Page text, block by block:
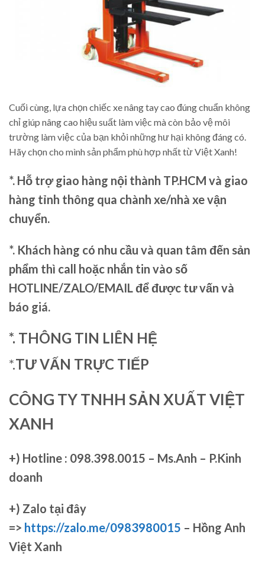
Cuối cùng, lựa chọn chiếc xe nâng tay cao đúng chuẩn không
chỉ giúp nâng cao hiệu suất làm việc mà còn bảo vệ môi
trường làm việc của bạn khỏi những hư hại không đáng có.
Hãy chọn cho mình sản phẩm phù hợp nhất từ Việt Xanh!
*. Hỗ trợ giao hàng nội thành TP.HCM và giao
hàng tỉnh thông qua chành xe/nhà xe vận
chuyển.
*. Khách hàng có nhu cầu và quan tâm đến sản
phẩm thì call hoặc nhắn tin vào số
HOTLINE/ZALO/EMAIL để được tư vấn và
báo giá.
*. THÔNG TIN LIÊN HỆ
*.TƯ VẤN TRỰC TIẾP
CÔNG TY TNHH SẢN XUẤT VIỆT
XANH
+) Hotline : 098.398.0015 – Ms.Anh – P.Kinh
doanh
+) Zalo tại đây
=> https://zalo.me/0983980015 – Hồng Anh
Việt Xanh